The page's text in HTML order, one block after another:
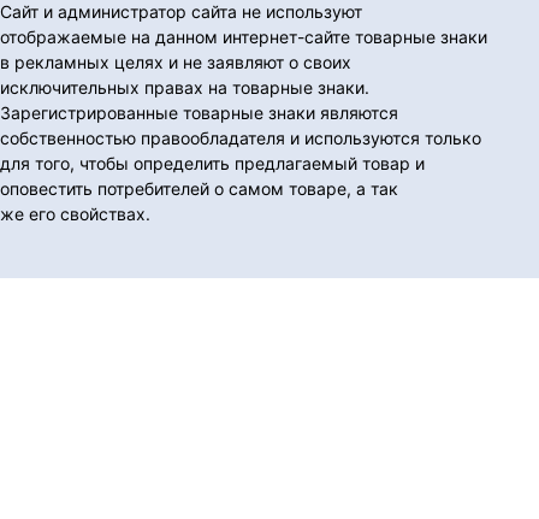
Сайт и администратор сайта не используют
отображаемые на данном интернет-сайте товарные знаки
в рекламных целях и не заявляют о своих
исключительных правах на товарные знаки.
Зарегистрированные товарные знаки являются
собственностью правообладателя и используются только
для того, чтобы определить предлагаемый товар и
оповестить потребителей о самом товаре, а так
же его свойствах.